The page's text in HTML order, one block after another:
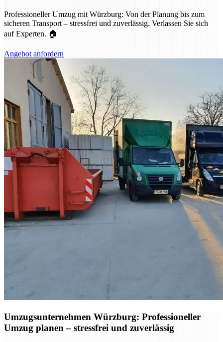
Professioneller Umzug mit Würzburg: Von der Planung bis zum
sicheren Transport – stressfrei und zuverlässig. Verlassen Sie sich
auf Experten. 🏠
Angebot anfordern
Umzugsunternehmen Würzburg: Professioneller
Umzug planen – stressfrei und zuverlässig